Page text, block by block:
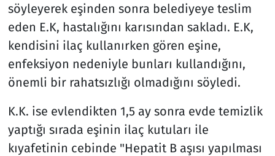
söyleyerek eşinden sonra belediyeye teslim
eden E.K, hastalığını karısından sakladı. E.K,
kendisini ilaç kullanırken gören eşine,
enfeksiyon nedeniyle bunları kullandığını,
önemli bir rahatsızlığı olmadığını söyledi.
K.K. ise evlendikten 1,5 ay sonra evde temizlik
yaptığı sırada eşinin ilaç kutuları ile
kıyafetinin cebinde "Hepatit B aşısı yapılması